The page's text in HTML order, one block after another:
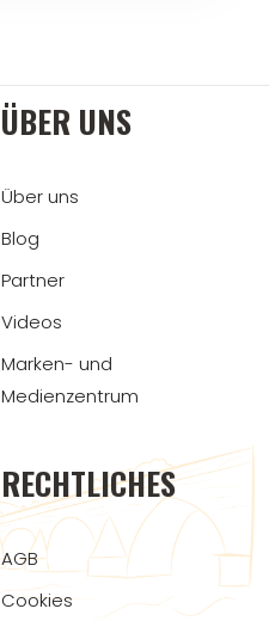
ÜBER UNS
Über uns
Blog
Partner
Videos
Marken- und
Medienzentrum
RECHTLICHES
AGB
Cookies